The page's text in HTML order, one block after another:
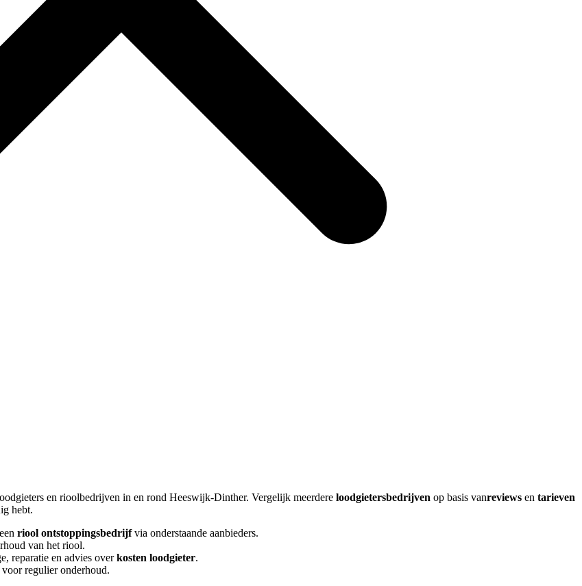
en rioolbedrijven in en rond Heeswijk-Dinther. Vergelijk meerdere loodgietersbedrijven op basis vanreviews en tarieven
hebt.
riool ontstoppingsbedrijfvia onderstaande aanbieders.
van het riool.
reparatie en advies overkosten loodgieter.
regulier onderhoud.